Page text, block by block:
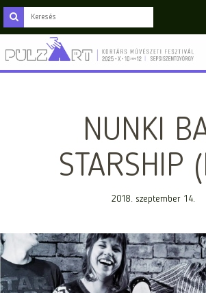
NUNKI
STARSHIP
2018. szeptember 14.